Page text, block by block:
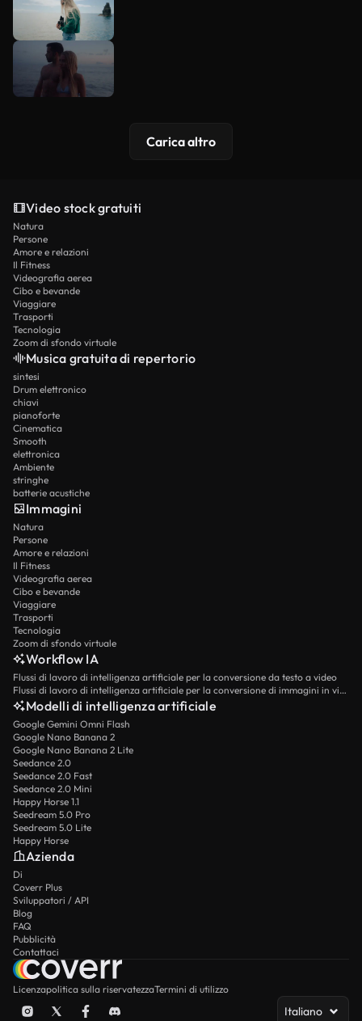
Carica altro
Video stock gratuiti
Natura
Persone
Amore e relazioni
Il Fitness
Videografia aerea
Cibo e bevande
Viaggiare
Trasporti
Tecnologia
Zoom di sfondo virtuale
Musica gratuita di repertorio
sintesi
Drum elettronico
chiavi
pianoforte
Cinematica
Smooth
elettronica
Ambiente
stringhe
batterie acustiche
Immagini
Natura
Persone
Amore e relazioni
Il Fitness
Videografia aerea
Cibo e bevande
Viaggiare
Trasporti
Tecnologia
Zoom di sfondo virtuale
Workflow IA
Flussi di lavoro di intelligenza artificiale per la conversione da testo a video
Flussi di lavoro di intelligenza artificiale per la conversione di immagini in video
Modelli di intelligenza artificiale
Google Gemini Omni Flash
Google Nano Banana 2
Google Nano Banana 2 Lite
Seedance 2.0
Seedance 2.0 Fast
Seedance 2.0 Mini
Happy Horse 1.1
Seedream 5.0 Pro
Seedream 5.0 Lite
Happy Horse
Azienda
Di
Coverr Plus
Sviluppatori / API
Blog
FAQ
Pubblicità
Contattaci
Licenzapolitica sulla riservatezzaTermini di utilizzo
Italiano